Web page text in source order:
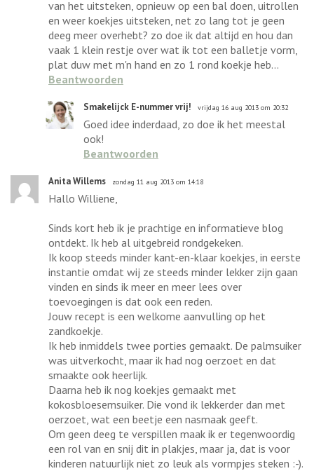
van het uitsteken, opnieuw op een bal doen, uitrollen
en weer koekjes uitsteken, net zo lang tot je geen
deeg meer overhebt? zo doe ik dat altijd en hou dan
vaak 1 klein restje over wat ik tot een balletje vorm,
plat duw met m'n hand en zo 1 rond koekje heb...
Beantwoorden
Smakelijck E-nummer vrij! vrijdag 16 aug 2013 om 20:32
Goed idee inderdaad, zo doe ik het meestal
ook!
Beantwoorden
Anita Willems zondag 11 aug 2013 om 14:18
Hallo Williene,
Sinds kort heb ik je prachtige en informatieve blog
ontdekt. Ik heb al uitgebreid rondgekeken.
Ik koop steeds minder kant-en-klaar koekjes, in eerste
instantie omdat wij ze steeds minder lekker zijn gaan
vinden en sinds ik meer en meer lees over
toevoegingen is dat ook een reden.
Jouw recept is een welkome aanvulling op het
zandkoekje.
Ik heb inmiddels twee porties gemaakt. De palmsuiker
was uitverkocht, maar ik had nog oerzoet en dat
smaakte ook heerlijk.
Daarna heb ik nog koekjes gemaakt met
kokosbloesemsuiker. Die vond ik lekkerder dan met
oerzoet, wat een beetje een nasmaak geeft.
Om geen deeg te verspillen maak ik er tegenwoordig
een rol van en snij dit in plakjes, maar ja, dat is voor
kinderen natuurlijk niet zo leuk als vormpjes steken :-).